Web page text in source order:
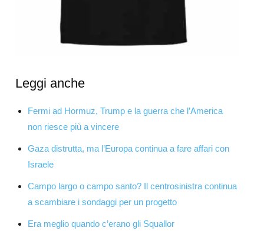
Leggi anche
Fermi ad Hormuz, Trump e la guerra che l’America
non riesce più a vincere
Gaza distrutta, ma l’Europa continua a fare affari con
Israele
Campo largo o campo santo? Il centrosinistra continua
a scambiare i sondaggi per un progetto
Era meglio quando c’erano gli Squallor